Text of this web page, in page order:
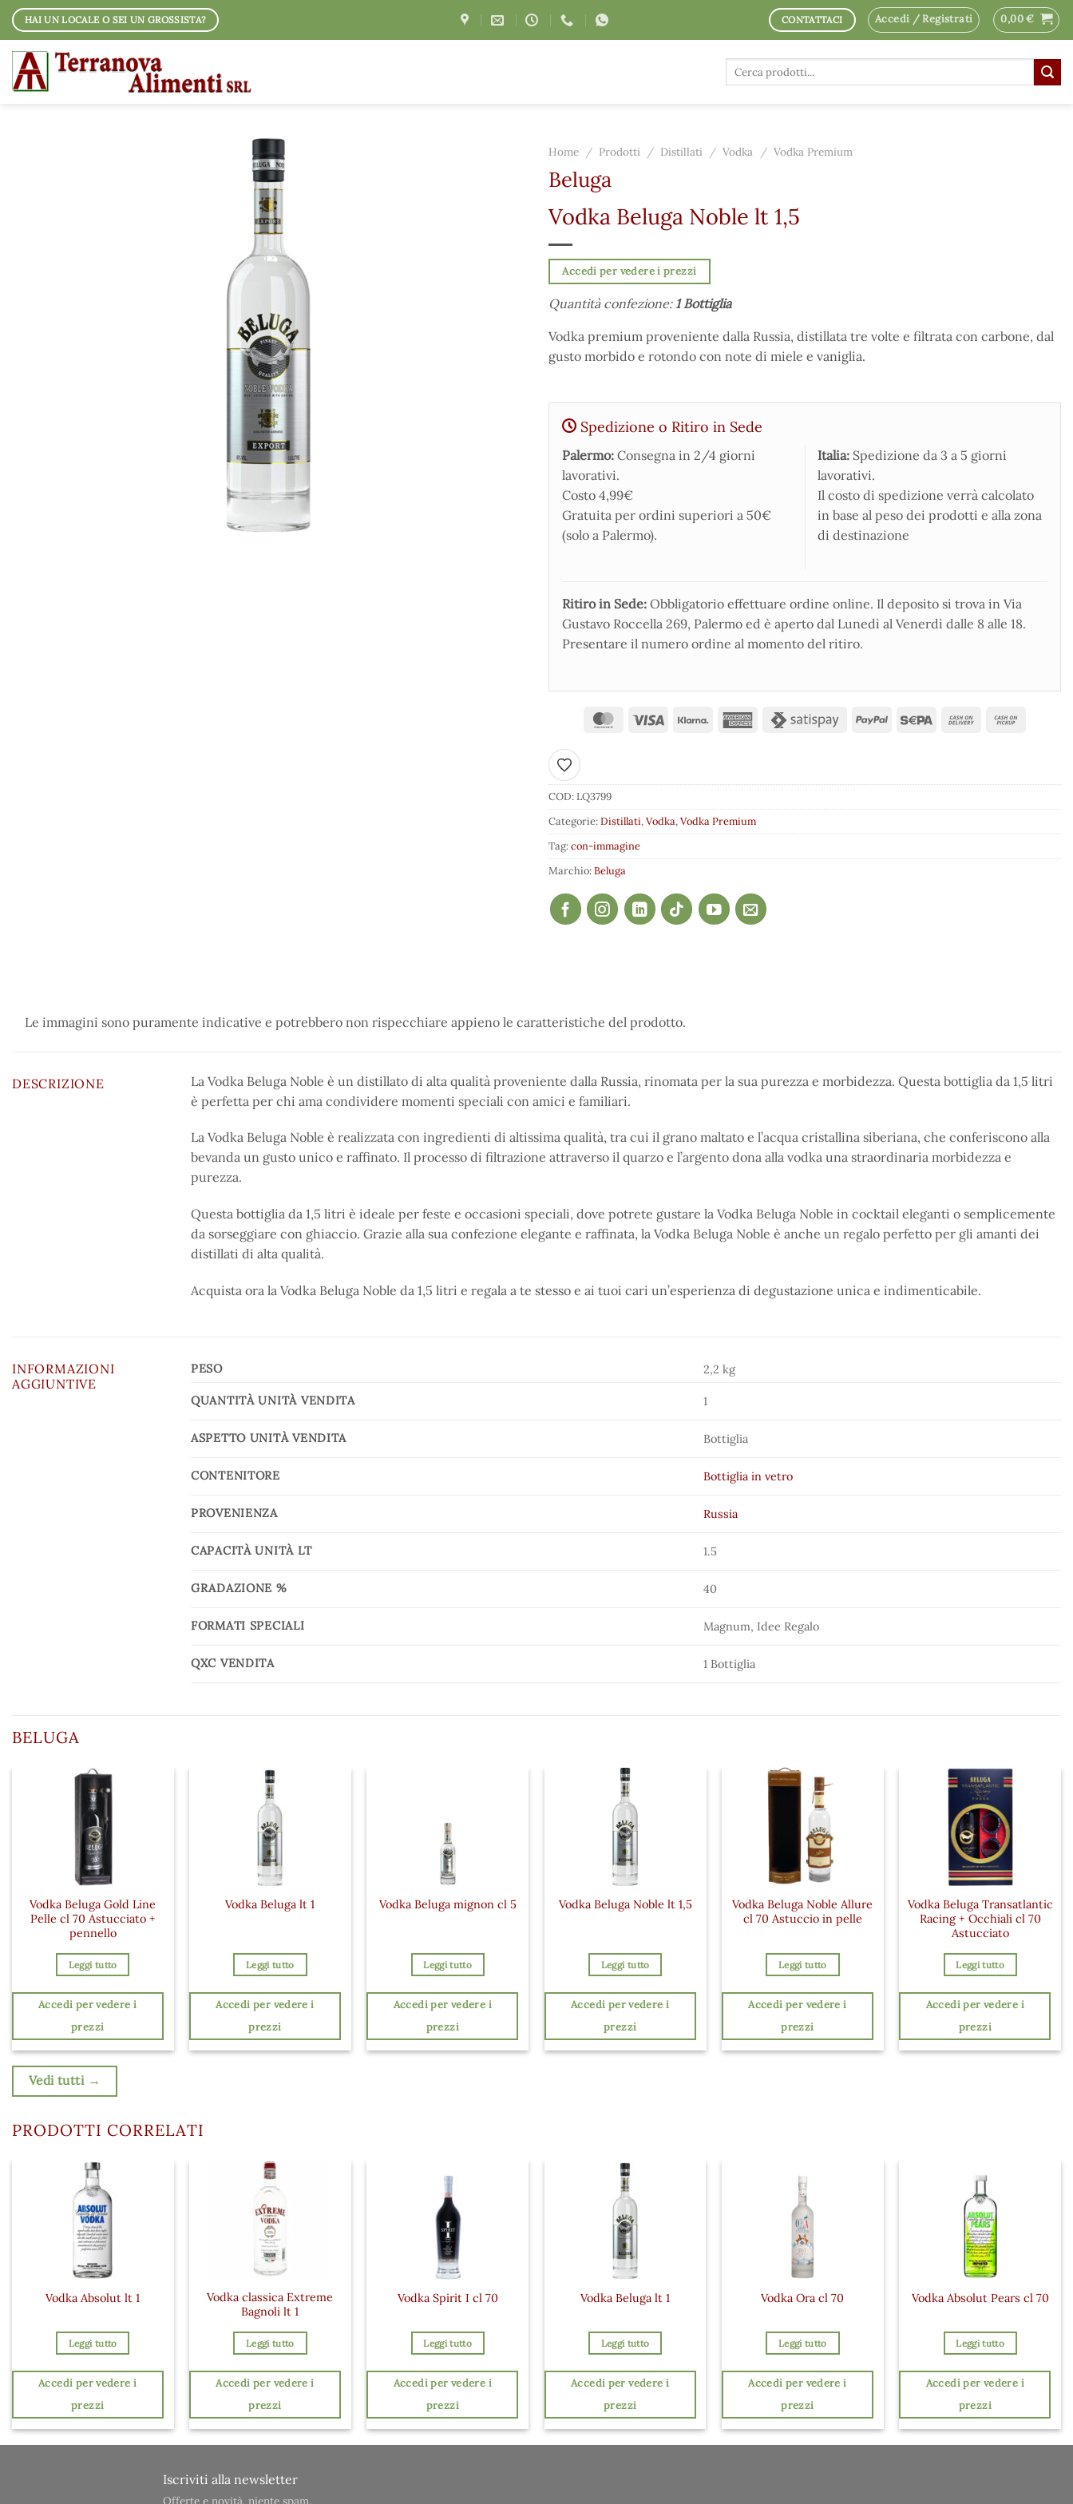
Salta
contenuti
HAI UN LOCALE O SEI UN GROSSISTA? CONTATTACI Accedi / Registrati 0,00€
Cerca:
Home / Prodotti / Distillati / Vodka / Vodka Premium
Beluga
Vodka Beluga Noble lt 1,5
Accedi per vedere i prezzi
Quantità confezione: 1 Bottiglia
Vodka premium proveniente dalla Russia, distillata tre volte e filtrata con carbone, dal
gusto morbido e rotondo con note di miele e vaniglia.
Spedizione o Ritiro in Sede
Palermo: Consegna in 2/4 giorni
lavorativi.
Costo 4,99€
Gratuita per ordini superiori a 50€
(solo a Palermo).
Italia: Spedizione da 3 a 5 giorni
lavorativi.
Il costo di spedizione verrà calcolato
in base al peso dei prodotti e alla zona
di destinazione
Ritiro in Sede: Obbligatorio effettuare ordine online. Il deposito si trova in Via
Gustavo Roccella 269, Palermo ed è aperto dal Lunedì al Venerdì dalle 8 alle 18.
Presentare il numero ordine al momento del ritiro.
Aggiungi ai preferiti
COD:LQ3799
Categorie:Distillati,Vodka,Vodka Premium
Tag:con-immagine
Marchio:Beluga
Le immagini sono puramente indicative e potrebbero non rispecchiare appieno le caratteristiche del prodotto.
DESCRIZIONE
La Vodka Beluga Noble è un distillato di alta qualità proveniente dalla Russia, rinomata per la sua purezza e morbidezza. Questa bottiglia da 1,5 litri
è perfetta per chi ama condividere momenti speciali con amici e familiari.
La Vodka Beluga Noble è realizzata con ingredienti di altissima qualità, tra cui il grano maltato e l’acqua cristallina siberiana, che conferiscono alla
bevanda un gusto unico e raffinato. Il processo di filtrazione attraverso il quarzo e l’argento dona alla vodka una straordinaria morbidezza e
purezza.
Questa bottiglia da 1,5 litri è ideale per feste e occasioni speciali, dove potrete gustare la Vodka Beluga Noble in cocktail eleganti o semplicemente
da sorseggiare con ghiaccio. Grazie alla sua confezione elegante e raffinata, la Vodka Beluga Noble è anche un regalo perfetto per gli amanti dei
distillati di alta qualità.
Acquista ora la Vodka Beluga Noble da 1,5 litri e regala a te stesso e ai tuoi cari un’esperienza di degustazione unica e indimenticabile.
INFORMAZIONI
AGGIUNTIVE
PESO 2,2 kg
QUANTITÀ UNITÀ VENDITA 1
ASPETTO UNITÀ VENDITA Bottiglia
CONTENITORE Bottiglia in vetro
PROVENIENZA Russia
CAPACITÀ UNITÀ LT 1.5
GRADAZIONE % 40
FORMATI SPECIALI Magnum, Idee Regalo
QXC VENDITA 1 Bottiglia
BELUGA
Vodka Beluga Gold Line
Pelle cl 70 Astucciato +
pennello
Leggi tutto
Accedi per vedere i
prezzi
Vodka Beluga lt 1
Leggi tutto
Accedi per vedere i
prezzi
Vodka Beluga mignon cl 5
Leggi tutto
Accedi per vedere i
prezzi
Vodka Beluga Noble lt 1,5
Leggi tutto
Accedi per vedere i
prezzi
Vodka Beluga Noble Allure
cl 70 Astuccio in pelle
Leggi tutto
Accedi per vedere i
prezzi
Vodka Beluga Transatlantic
Racing + Occhiali cl 70
Astucciato
Leggi tutto
Accedi per vedere i
prezzi
Vedi tutti →
PRODOTTI CORRELATI
Vodka Absolut lt 1
Leggi tutto
Accedi per vedere i
prezzi
Vodka classica Extreme
Bagnoli lt 1
Leggi tutto
Accedi per vedere i
prezzi
Vodka Spirit I cl 70
Leggi tutto
Accedi per vedere i
prezzi
Vodka Beluga lt 1
Leggi tutto
Accedi per vedere i
prezzi
Vodka Ora cl 70
Leggi tutto
Accedi per vedere i
prezzi
Vodka Absolut Pears cl 70
Leggi tutto
Accedi per vedere i
prezzi
Iscriviti alla newsletter
Offerte e novità, niente spam.